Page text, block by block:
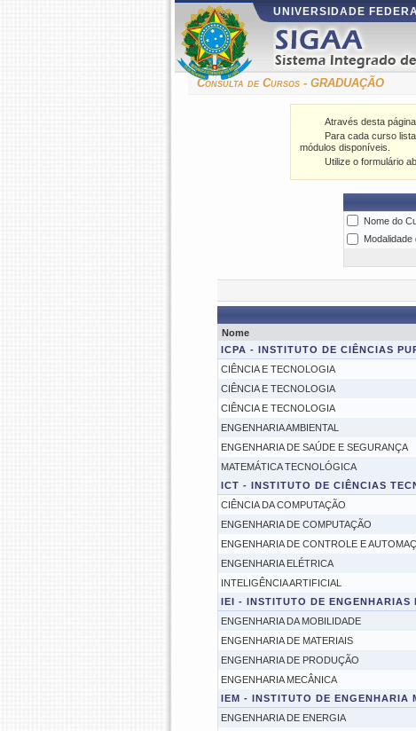
UNIVERSIDADE
Consulta de Cursos - GRADUAÇÃO
Através desta
Para cada curso
módulos disponíveis.
Utilize o formulário
Nome do
Modalidade
Nome
ICPA - INSTITUTO DE CIÊNCIAS
CIÊNCIA E TECNOLOGIA
CIÊNCIA E TECNOLOGIA
CIÊNCIA E TECNOLOGIA
ENGENHARIA AMBIENTAL
ENGENHARIA DE SAÚDE E SEGURANÇA
MATEMÁTICA TECNOLÓGICA
ICT - INSTITUTO DE CIÊNCIAS
CIÊNCIA DA COMPUTAÇÃO
ENGENHARIA DE COMPUTAÇÃO
ENGENHARIA DE CONTROLE E
ENGENHARIA ELÉTRICA
INTELIGÊNCIA ARTIFICIAL
IEI - INSTITUTO DE ENGENHARIAS
ENGENHARIA DA MOBILIDADE
ENGENHARIA DE MATERIAIS
ENGENHARIA DE PRODUÇÃO
ENGENHARIA MECÂNICA
IEM - INSTITUTO DE ENGENHARIA
ENGENHARIA DE ENERGIA